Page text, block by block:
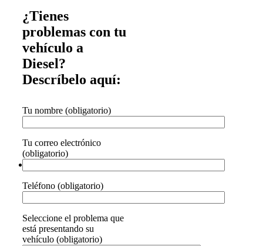
¿Tienes
problemas con tu
vehículo a
Diesel?
Descríbelo aquí:
Tu nombre (obligatorio)
Tu correo electrónico
(obligatorio)
Teléfono (obligatorio)
Seleccione el problema que
está presentando su
vehículo (obligatorio)